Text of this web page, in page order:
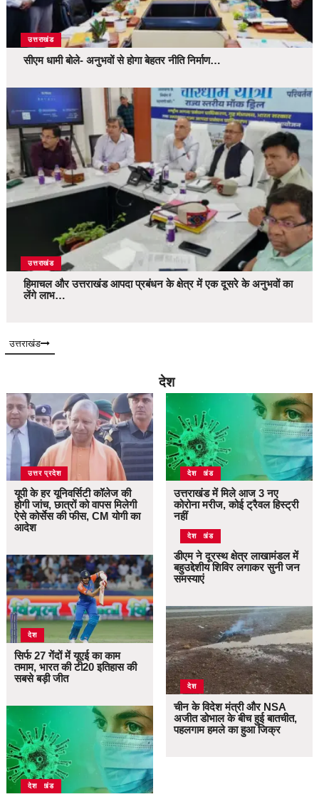
उत्तराखंड
सीएम धामी बोले- अनुभवों से होगा बेहतर नीति निर्माण…
उत्तराखंड
हिमाचल और उत्तराखंड आपदा प्रबंधन के क्षेत्र में एक दूसरे के अनुभवों का
लेंगे लाभ…
उत्तराखंड
देश
उत्तर प्रदेश
यूपी के हर यूनिवर्सिटी कॉलेज की
होगी जांच, छात्रों को वापस मिलेगी
ऐसे कोर्सेस की फीस, CM योगी का
आदेश
देश
सिर्फ 27 गेंदों में यूएई का काम
तमाम, भारत की टी20 इतिहास की
सबसे बड़ी जीत
उत्तराखंड
देश
उत्तराखंड
देश
उत्तराखंड में मिले आज 3 नए
कोरोना मरीज, कोई ट्रैवल हिस्ट्री
नहीं
उत्तराखंड
देश
डीएम ने दूरस्थ क्षेत्र लाखामंडल में
बहुउद्देशीय शिविर लगाकर सुनी जन
समस्याएं
देश
चीन के विदेश मंत्री और NSA
अजीत डोभाल के बीच हुई बातचीत,
पहलगाम हमले का हुआ जिक्र